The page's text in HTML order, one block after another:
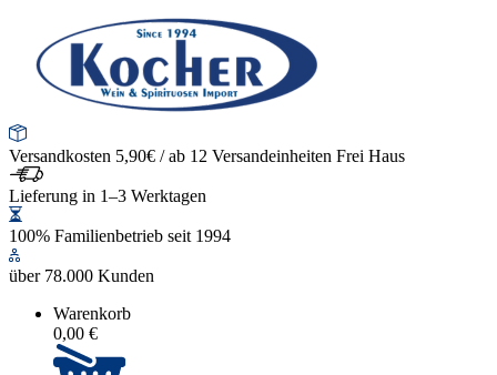
Versandkosten 5,90€ / ab 12 Versandeinheiten Frei Haus
Lieferung in 1–3 Werktagen
100% Familienbetrieb seit 1994
über 78.000 Kunden
Warenkorb
0,00 €